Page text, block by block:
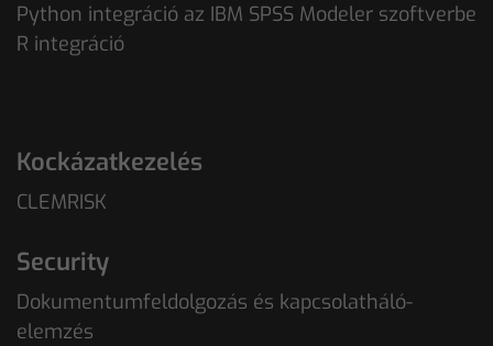
Python integráció az IBM SPSS Modeler szoftverbe
R integráció
Kockázatkezelés
CLEMRISK
Security
Dokumentumfeldolgozás és kapcsolatháló-
elemzés